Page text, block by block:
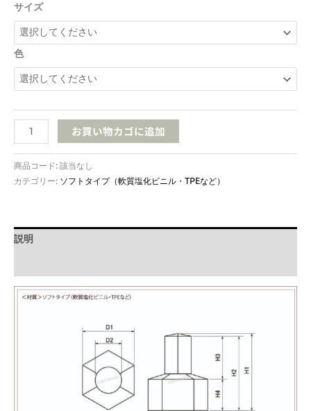
0
サイズ
色
PCA4S
ボ
ル
ト
余
ン
ナ
ッ
お買い物カゴに追加
商品コード:該当なし
カテゴリー: ソフトタイプ（軟質塩化ビニル・TPEなど）
説明